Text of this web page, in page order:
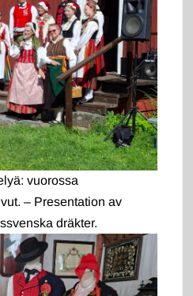
vuorossa
– Presentation av
dräkter.